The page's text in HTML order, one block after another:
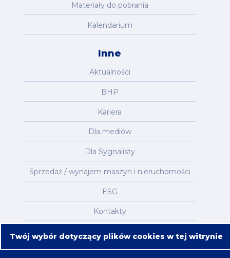
Materiały do pobrania
Kalendarium
Inne
Aktualności
BHP
Kariera
Dla mediów
Dla Sygnalisty
Sprzedaż / wynajem maszyn i nieruchomości
ESG
Kontakty
Mapa serwisu
Twój wybór dotyczący plików cookies w tej witrynie